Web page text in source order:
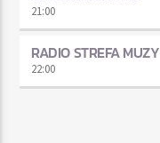
21:00
RADIO STREFA MUZY
22:00